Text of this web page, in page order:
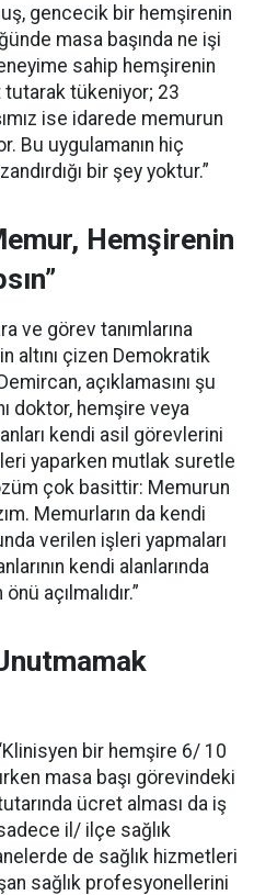
gencecik bir hemşirenin
masa başında ne işi
sahip hemşirenin
tutarak tükeniyor; 23
ise idarede memurun
Bu uygulamanın hiç
bir şey yoktur.”
Hemşirenin
ve görev tanımlarına
altını çizen Demokratik
açıklamasını şu
doktor, hemşire veya
kendi asil görevlerini
yaparken mutlak suretle
çok basittir: Memurun
Memurların da kendi
verilen işleri yapmaları
kendi alanlarında
açılmalıdır.”
bir hemşire 6/ 10
masa başı görevindeki
ücret alması da iş
sadece il/ ilçe sağlık
de sağlık hizmetleri
sağlık profesyonellerini